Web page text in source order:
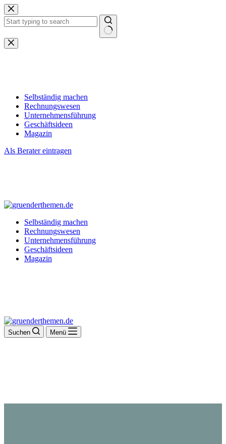
Zum
Inhalt
springen
Keine
Ergebnisse
Selbständig machen
Rechnungswesen
Unternehmensführung
Geschäftsideen
Magazin
Als Berater eintragen
Selbständig machen
Rechnungswesen
Unternehmensführung
Geschäftsideen
Magazin
Suchen Menü